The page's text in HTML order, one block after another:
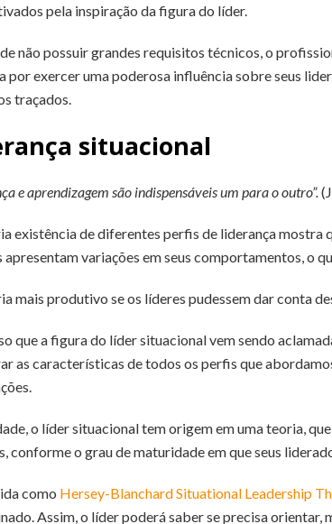
pela inspiração da figura do líder.
não possuir grandes requisitos técnicos, o
por exercer uma poderosa influência sobre seus
traçados.
situacional
e aprendizagem são indispensáveis um para o outro”.
existência de diferentes perfis de liderança mostra
apresentam variações em seus comportamentos, o
mais produtivo se os líderes pudessem dar conta
que a figura do líder situacional vem sendo
as características de todos os perfis que
o líder situacional tem origem em uma teoria,
conforme o grau de maturidade em que seus
como Hersey-Blanchard Situational Leadership
Assim, o líder poderá saber se precisa orientar,